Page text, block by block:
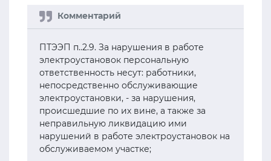
ПТЭЭП п..2.9. За нарушения в работе
электроустановок персональную
ответственность несут: работники,
непосредственно обслуживающие
электроустановки, - за нарушения,
происшедшие по их вине, а также за
неправильную ликвидацию ими
нарушений в работе электроустановок на
обслуживаемом участке;